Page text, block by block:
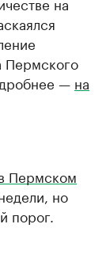
Пермского
— на
Пермском
но
порог.